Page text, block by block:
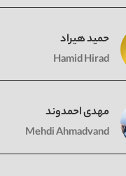
حمید هیراد
Hamid Hirad
مهدی احمدوند
Mehdi Ahmadvand